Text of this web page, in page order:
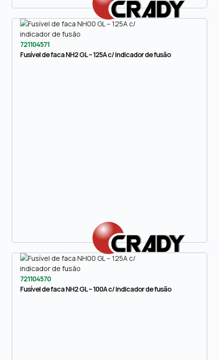
721104571
Fusível de faca NH2 GL – 125A c/ indicador de fusão
721104570
Fusível de faca NH2 GL – 100A c/ indicador de fusão